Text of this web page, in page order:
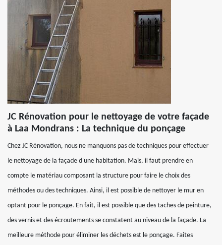
JC Rénovation pour le nettoyage de votre façade
à Laa Mondrans : La technique du ponçage
Chez JC Rénovation, nous ne manquons pas de techniques pour effectuer
le nettoyage de la façade d'une habitation. Mais, il faut prendre en
compte le matériau composant la structure pour faire le choix des
méthodes ou des techniques. Ainsi, il est possible de nettoyer le mur en
optant pour le ponçage. En fait, il est possible que des taches de peinture,
des vernis et des écroutements se constatent au niveau de la façade. La
meilleure méthode pour éliminer les déchets est le ponçage. Faites